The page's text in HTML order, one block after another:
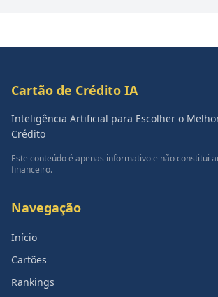
Cartão de Crédito IA
Inteligência Artificial para Escolher o
Crédito
Este conteúdo é apenas informativo e não constitui
financeiro.
Navegação
Início
Cartões
Rankings